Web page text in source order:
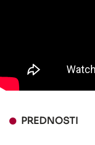
PREDNOSTI